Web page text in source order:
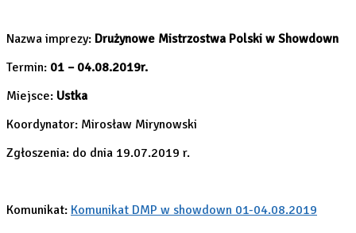
Nazwa imprezy: Drużynowe Mistrzostwa Polski w Showdown
Termin: 01 – 04.08.2019r.
Miejsce: Ustka
Koordynator: Mirosław Mirynowski
Zgłoszenia: do dnia 19.07.2019 r.
Komunikat: Komunikat DMP w showdown 01-04.08.2019